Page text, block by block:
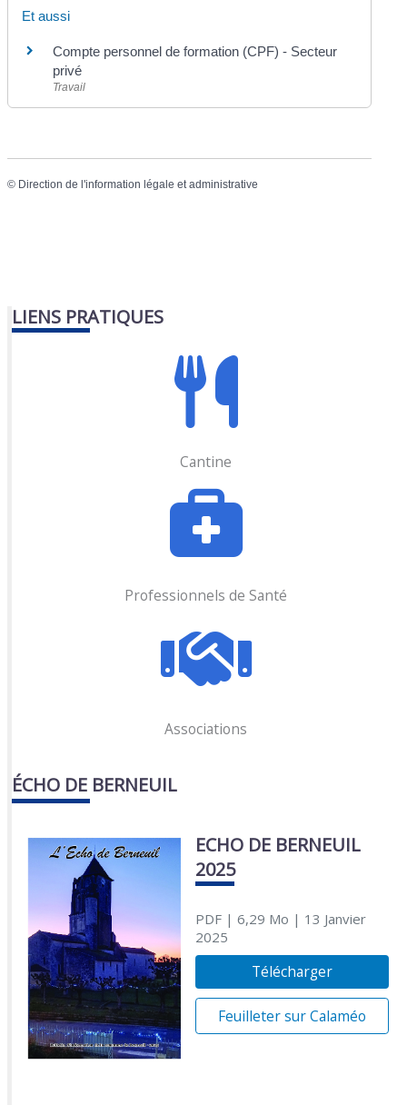
Et aussi
Compte personnel de formation (CPF) - Secteur
privé
Travail
© Direction de l'information légale et administrative
LIENS PRATIQUES
Cantine
Professionnels de Santé
Associations
ÉCHO DE BERNEUIL
ECHO DE BERNEUIL
2025
PDF| 6,29 Mo | 13 Janvier
2025
Télécharger
Feuilleter sur Calaméo